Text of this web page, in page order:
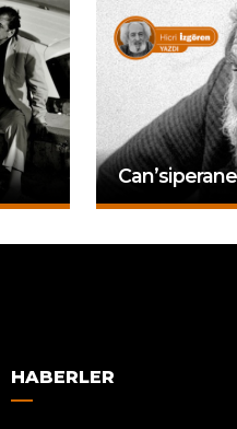
HABERLER